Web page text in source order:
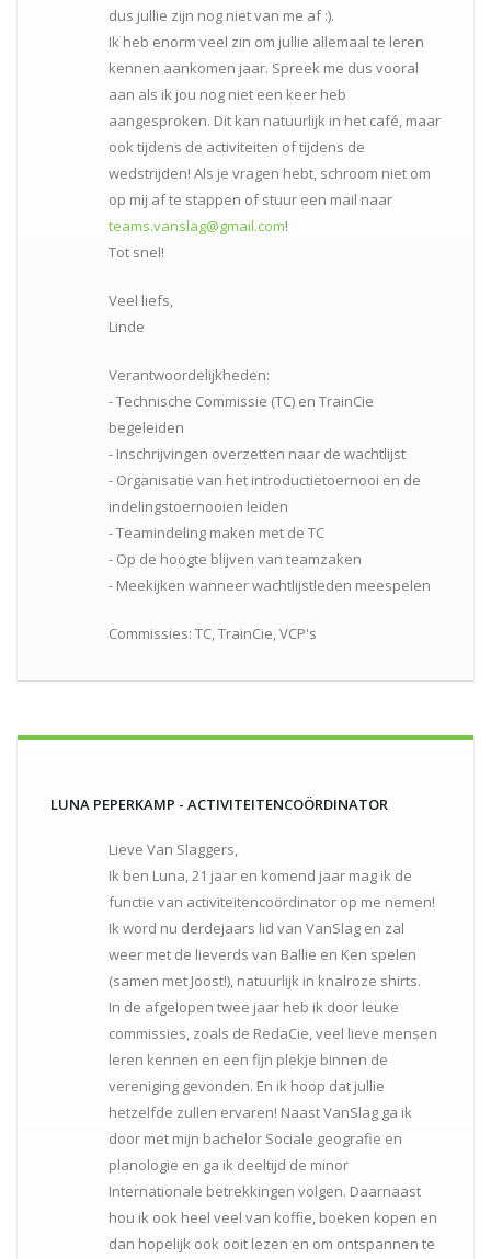
dus jullie zijn nog niet van me af :).
Ik heb enorm veel zin om jullie allemaal te leren
kennen aankomen jaar. Spreek me dus vooral
aan als ik jou nog niet een keer heb
aangesproken. Dit kan natuurlijk in het café, maar
ook tijdens de activiteiten of tijdens de
wedstrijden! Als je vragen hebt, schroom niet om
op mij af te stappen of stuur een mail naar
teams.vanslag@gmail.com!
Tot snel!
Veel liefs,
Linde
Verantwoordelijkheden:
- Technische Commissie (TC) en TrainCie
begeleiden
- Inschrijvingen overzetten naar de wachtlijst
- Organisatie van het introductietoernooi en de
indelingstoernooien leiden
- Teamindeling maken met de TC
- Op de hoogte blijven van teamzaken
- Meekijken wanneer wachtlijstleden meespelen
Commissies: TC, TrainCie, VCP's
LUNA PEPERKAMP - ACTIVITEITENCOÖRDINATOR
Lieve Van Slaggers,
Ik ben Luna, 21 jaar en komend jaar mag ik de
functie van activiteitencoördinator op me nemen!
Ik word nu derdejaars lid van VanSlag en zal
weer met de lieverds van Ballie en Ken spelen
(samen met Joost!), natuurlijk in knalroze shirts.
In de afgelopen twee jaar heb ik door leuke
commissies, zoals de RedaCie, veel lieve mensen
leren kennen en een fijn plekje binnen de
vereniging gevonden. En ik hoop dat jullie
hetzelfde zullen ervaren! Naast VanSlag ga ik
door met mijn bachelor Sociale geografie en
planologie en ga ik deeltijd de minor
Internationale betrekkingen volgen. Daarnaast
hou ik ook heel veel van koffie, boeken kopen en
dan hopelijk ook ooit lezen en om ontspannen te